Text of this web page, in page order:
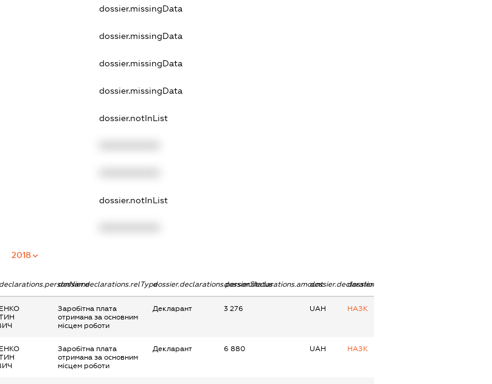
dossier.missingData
dossier.missingData
dossier.missingData
dossier.missingData
dossier.notInList
dossier.notInList
2018
dossier.declarations.relTypedossier.declarations.personStatusdossier.declarations.amountdossier.declarations.currency
dossier.declarations.source
Заробітна плата
отримана за основним
місцем роботи
Декларант 3 276 UAH НАЗК
Заробітна плата
отримана за основним
місцем роботи
Декларант 6 880 UAH НАЗК